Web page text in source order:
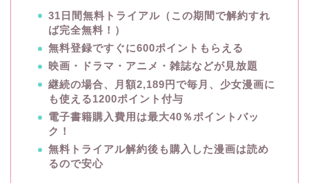
31日間無料トライアル（この期間で解約すれ
ば完全無料！）
無料登録ですぐに600ポイントもらえる
映画・ドラマ・アニメ・雑誌などが見放題
継続の場合、月額2,189円で毎月、少女漫画に
も使える1200ポイント付与
電子書籍購入費用は最大40％ポイントバッ
ク！
無料トライアル解約後も購入した漫画は読め
るので安心